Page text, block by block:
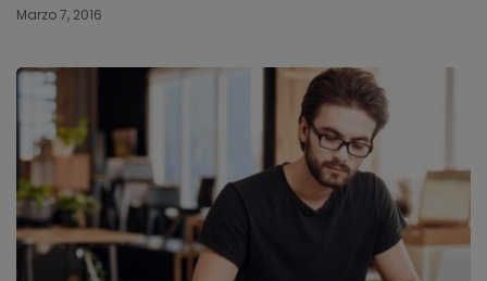
Marzo 7, 2016